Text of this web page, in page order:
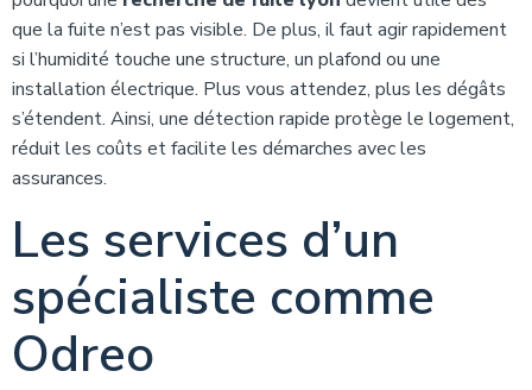
que la fuite n’est pas visible. De plus, il faut agir rapidement
si l’humidité touche une structure, un plafond ou une
installation électrique. Plus vous attendez, plus les dégâts
s’étendent. Ainsi, une détection rapide protège le logement,
réduit les coûts et facilite les démarches avec les
assurances.
Les services d’un
spécialiste comme
Odreo